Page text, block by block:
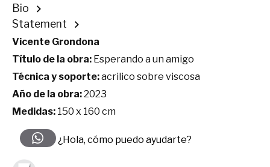
Bio
Statement
Vicente Grondona
Título de la obra: Esperando a un amigo
Técnica y soporte:acrilico sobre viscosa
Año de la obra:2023
Medidas: 150 x 160 cm
¿Hola, cómo puedo ayudarte?